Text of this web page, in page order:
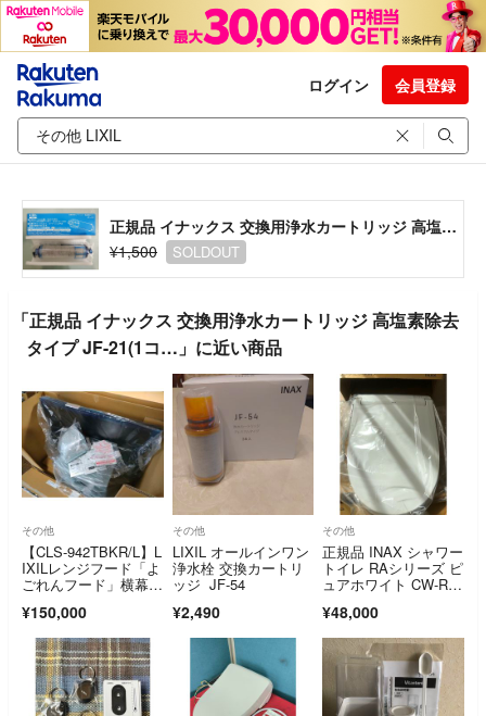
ログイン 会員登録
正規品 イナックス 交換用浄水カートリッジ 高塩素除去タイプ JF-21(1コ…
¥1,500
SOLDOUT
「正規品 イナックス 交換用浄水カートリッジ 高塩素除去
タイプ JF-21(1コ…」に近い商品
その他
【CLS-942TBKR/L】L
IXILレンジフード「よ
ごれんフード」横幕板
¥150,000
その他
LIXIL オールインワン
浄水栓 交換カートリ
ッジ JF-54
¥2,490
その他
正規品 INAX シャワー
トイレ RAシリーズ ピ
ュアホワイト CW-RA
¥48,000